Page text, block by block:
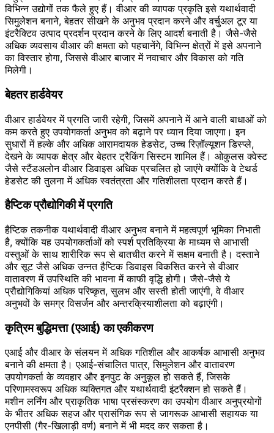
विभिन्न उद्योगों तक फैले हुए हैं। वीआर की व्यापक प्रकृति इसे यथार्थवादी
सिमुलेशन बनाने, बेहतर सीखने के अनुभव प्रदान करने और वर्चुअल टूर या
इंटरैक्टिव उत्पाद प्रदर्शन प्रदान करने के लिए आदर्श बनाती है। जैसे-जैसे
अधिक व्यवसाय वीआर की क्षमता को पहचानेंगे, विभिन्न क्षेत्रों में इसे अपनाने
का विस्तार होगा, जिससे वीआर बाजार में नवाचार और विकास को गति
मिलेगी।
बेहतर हार्डवेयर
वीआर हार्डवेयर में प्रगति जारी रहेगी, जिसमें अपनाने में आने वाली बाधाओं को
कम करते हुए उपयोगकर्ता अनुभव को बढ़ाने पर ध्यान दिया जाएगा। इन
सुधारों में हल्के और अधिक आरामदायक हेडसेट, उच्च रिज़ॉल्यूशन डिस्प्ले,
देखने के व्यापक क्षेत्र और बेहतर ट्रैकिंग सिस्टम शामिल हैं। ओकुलस क्वेस्ट
जैसे स्टैंडअलोन वीआर डिवाइस अधिक प्रचलित हो जाएंगे क्योंकि वे टेथर्ड
हेडसेट की तुलना में अधिक स्वतंत्रता और गतिशीलता प्रदान करते हैं।
हैप्टिक प्रौद्योगिकी में प्रगति
हैप्टिक तकनीक यथार्थवादी वीआर अनुभव बनाने में महत्वपूर्ण भूमिका निभाती
है, क्योंकि यह उपयोगकर्ताओं को स्पर्श प्रतिक्रिया के माध्यम से आभासी
वस्तुओं के साथ शारीरिक रूप से बातचीत करने में सक्षम बनाती है। दस्ताने
और सूट जैसे अधिक उन्नत हैप्टिक डिवाइस विकसित करने से वीआर
वातावरण में उपस्थिति की भावना में काफी वृद्धि होगी। जैसे-जैसे ये
प्रौद्योगिकियां अधिक परिष्कृत, सुलभ और सस्ती होती जाएंगी, वे वीआर
अनुभवों के समग्र विसर्जन और अन्तरक्रियाशीलता को बढ़ाएंगी।
कृत्रिम बुद्धिमत्ता (एआई) का एकीकरण
एआई और वीआर के संलयन में अधिक गतिशील और आकर्षक आभासी अनुभव
बनाने की क्षमता है। एआई-संचालित पात्र, सिमुलेशन और वातावरण
उपयोगकर्ता के व्यवहार और इनपुट के अनुकूल हो सकते हैं, जिसके
परिणामस्वरूप अधिक व्यक्तिगत और यथार्थवादी इंटरैक्शन हो सकते हैं।
मशीन लर्निंग और प्राकृतिक भाषा प्रसंस्करण का उपयोग वीआर अनुप्रयोगों
के भीतर अधिक सहज और प्रासंगिक रूप से जागरूक आभासी सहायक या
एनपीसी (गैर-खिलाड़ी वर्ण) बनाने में भी मदद कर सकता है।